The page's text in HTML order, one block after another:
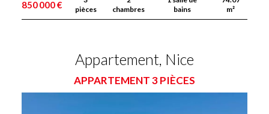
850 000 €
pièces
chambres
bains
m²
Appartement, Nice
APPARTEMENT 3 PIÈCES